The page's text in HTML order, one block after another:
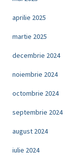
aprilie 2025
martie 2025
decembrie 2024
noiembrie 2024
octombrie 2024
septembrie 2024
august 2024
iulie 2024